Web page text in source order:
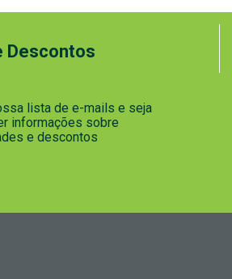
Descontos
lista de e-mails e seja
informações sobre
e descontos